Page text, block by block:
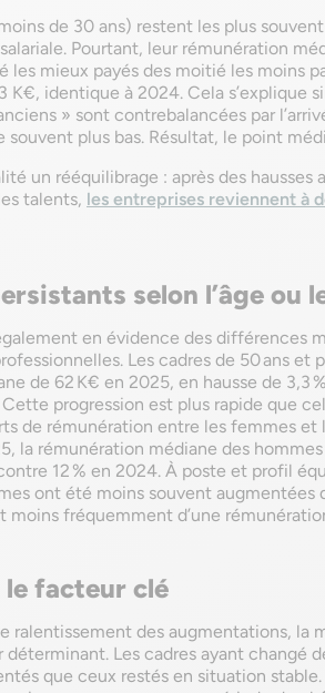
de 30 ans) restent les plus
Pourtant, leur rémunération
les mieux payés des moitié les moins
K€, identique à 2024. Cela s’explique
» sont contrebalancées par
souvent plus bas. Résultat, le point
un rééquilibrage : après des
talents, les entreprises reviennent à
selon l’âge ou
en évidence des différences
Les cadres de 50 ans et
de 62 K€ en 2025, en hausse de 3,3
progression est plus rapide que
de rémunération entre les femmes
la rémunération médiane des
12 % en 2024. À poste et profil
ont été moins souvent augmentées
moins fréquemment d’une
le facteur clé
ralentissement des augmentations, la
Les cadres ayant changé
que ceux restés en situation stable.